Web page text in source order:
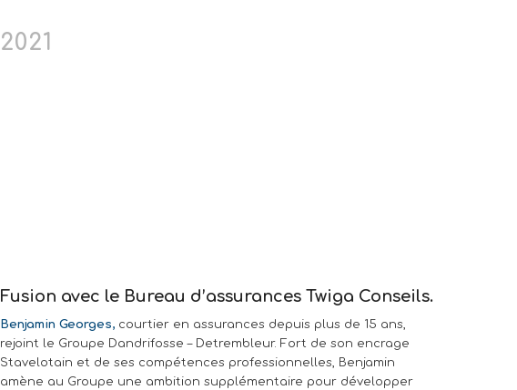
2021
Fusion avec le Bureau d’assurances Twiga Conseils.
Benjamin Georges,courtier en assurances depuis plus de 15 ans,
rejoint le Groupe Dandrifosse – Detrembleur. Fort de son encrage
Stavelotain et de ses compétences professionnelles, Benjamin
amène au Groupe une ambition supplémentaire pour développer